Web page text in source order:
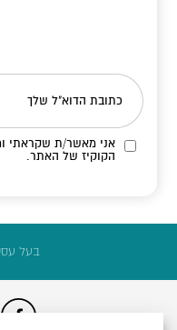
כתובת הדוא"ל שלך
אני מאשר/ת שקראתי
הקוקיז של האתר.
בעל